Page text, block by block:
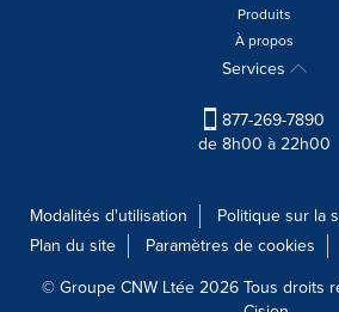
Produits
À propos
Services
877-269-7890
de 8h00 à 22h00
Modalités d'utilisation
Politique sur la
Plan du site
Paramètres de cookies
© Groupe CNW Ltée 2026 Tous droits